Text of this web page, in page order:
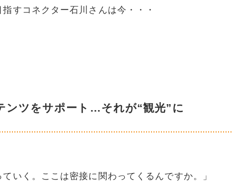
すコネクター石川さんは今・・・
ンツをサポート…それが“観光”に
いく。ここは密接に関わってくるんですか。」